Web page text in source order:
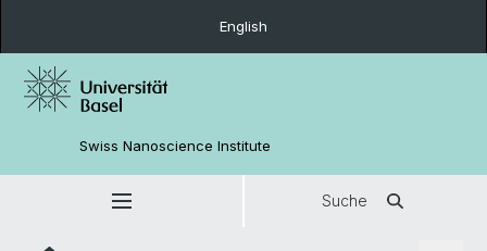
English
Swiss Nanoscience Institute
Suche